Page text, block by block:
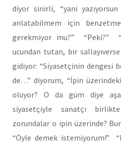
diyor sinirli, “yani
anlatabilmem için
gerekmiyor mu?” “Peki?”
ucundan tutan, bir
gidiyor: “Siyasetçinin dengesi
de…” diyorum, “İpin
oluyor? O da güm diye
siyasetçiyle sanatçı
zorundalar o ipin üzerinde?
“Öyle demek istemiyorum!”